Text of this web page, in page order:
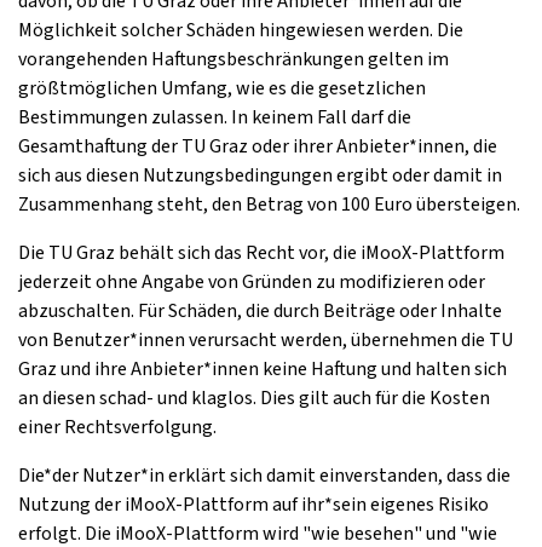
Möglichkeit solcher Schäden hingewiesen werden. Die
vorangehenden Haftungsbeschränkungen gelten im
größtmöglichen Umfang, wie es die gesetzlichen
Bestimmungen zulassen. In keinem Fall darf die
Gesamthaftung der TU Graz oder ihrer Anbieter*innen, die
sich aus diesen Nutzungsbedingungen ergibt oder damit in
Zusammenhang steht, den Betrag von 100 Euro übersteigen.
Die TU Graz behält sich das Recht vor, die iMooX-Plattform
jederzeit ohne Angabe von Gründen zu modifizieren oder
abzuschalten. Für Schäden, die durch Beiträge oder Inhalte
von Benutzer*innen verursacht werden, übernehmen die TU
Graz und ihre Anbieter*innen keine Haftung und halten sich
an diesen schad- und klaglos. Dies gilt auch für die Kosten
einer Rechtsverfolgung.
Die*der Nutzer*in erklärt sich damit einverstanden, dass die
Nutzung der iMooX-Plattform auf ihr*sein eigenes Risiko
erfolgt. Die iMooX-Plattform wird "wie besehen" und "wie